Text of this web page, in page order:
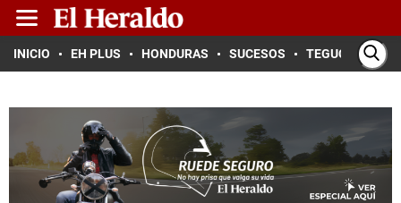
INICIO EH PLUS HONDURAS SUCESOS TEGUCIGALPA